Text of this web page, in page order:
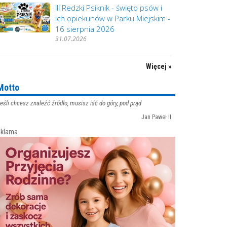
III Redzki Psiknik - święto psów i
ich opiekunów w Parku Miejskim -
16 sierpnia 2026
31.07.2026
Więcej »
chcesz znaleźć źródło, musisz iść do góry, pod prąd
Jan Paweł II